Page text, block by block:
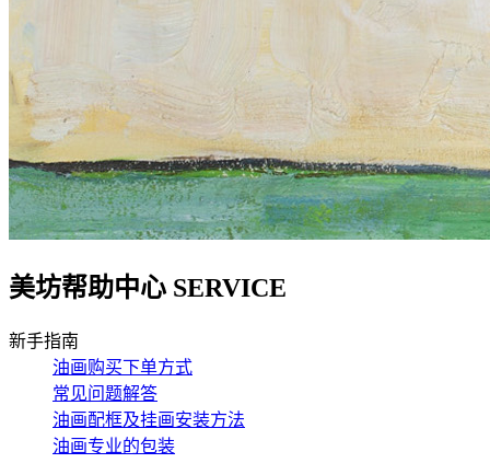
美坊帮助中心SERVICE
新手指南
油画购买下单方式
常见问题解答
油画配框及挂画安装方法
油画专业的包装